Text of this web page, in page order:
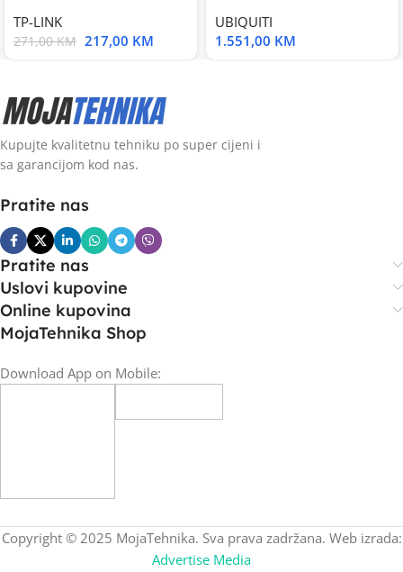
TP-LINK
271,00KM 217,00 KM
UBIQUITI
1.551,00 KM
Kupujte kvalitetnu tehniku po super cijeni i
sa garancijom kod nas.
Pratite nas
Pratite nas
Uslovi kupovine
Online kupovina
MojaTehnika Shop
Download App on Mobile:
Copyright © 2025 MojaTehnika. Sva prava zadržana. Web izrada:
Advertise Media